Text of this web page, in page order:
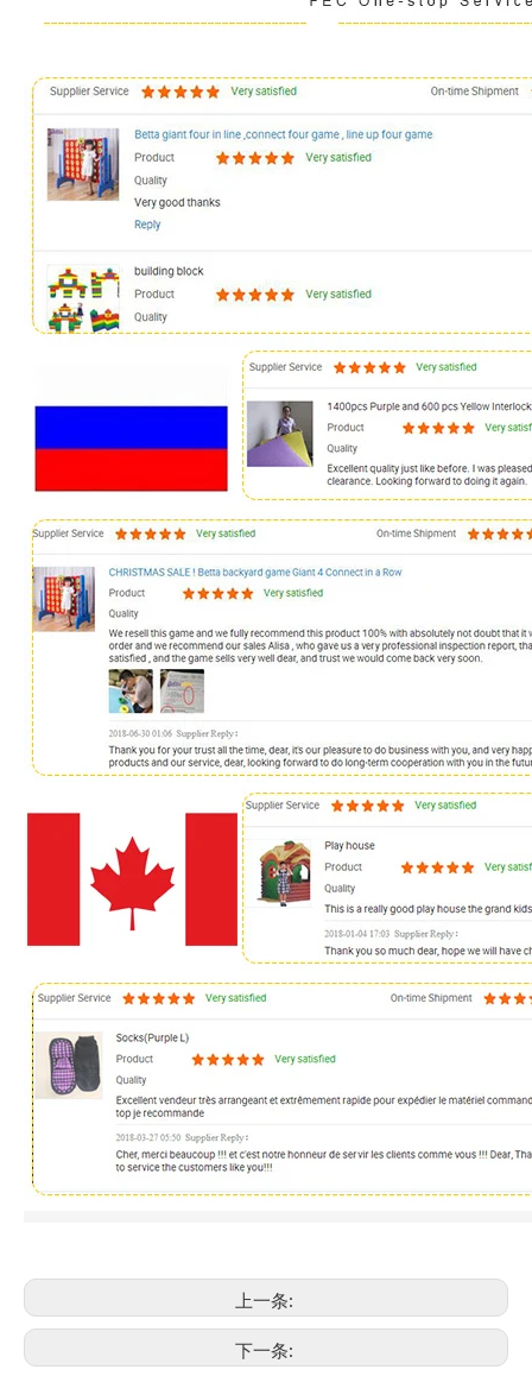
上一条:
下一条: